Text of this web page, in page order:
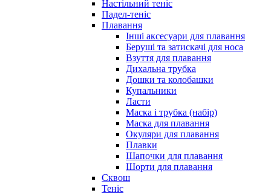
Настільний теніс
Падел-теніс
Плавання
Інші аксесуари для плавання
Беруші та затискачі для носа
Взуття для плавання
Дихальна трубка
Дошки та колобашки
Купальники
Ласти
Маска і трубка (набір)
Маска для плавання
Окуляри для плавання
Плавки
Шапочки для плавання
Шорти для плавання
Сквош
Теніс